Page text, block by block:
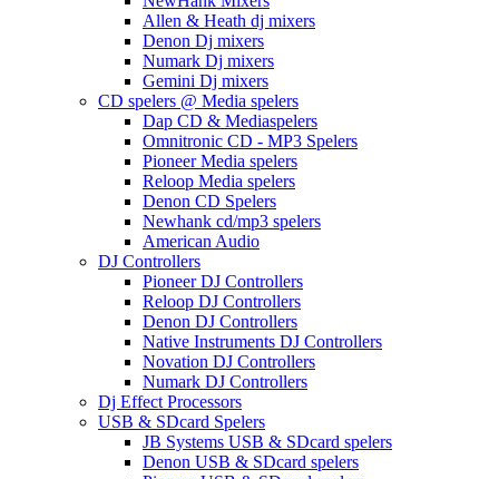
Allen & Heath dj mixers
Denon Dj mixers
Numark Dj mixers
Gemini Dj mixers
CD spelers @ Media spelers
Dap CD & Mediaspelers
Omnitronic CD - MP3 Spelers
Pioneer Media spelers
Reloop Media spelers
Denon CD Spelers
Newhank cd/mp3 spelers
American Audio
DJ Controllers
Pioneer DJ Controllers
Reloop DJ Controllers
Denon DJ Controllers
Native Instruments DJ Controllers
Novation DJ Controllers
Numark DJ Controllers
Dj Effect Processors
USB & SDcard Spelers
JB Systems USB & SDcard spelers
Denon USB & SDcard spelers